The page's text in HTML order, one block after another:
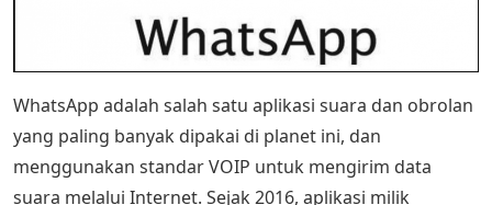
WhatsApp adalah salah satu aplikasi suara dan obrolan
yang paling banyak dipakai di planet ini, dan
menggunakan standar VOIP untuk mengirim data
suara melalui Internet. Sejak 2016, aplikasi milik